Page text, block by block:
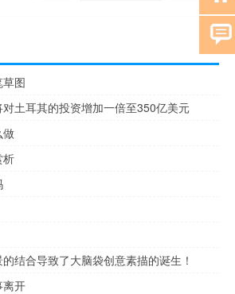
图
土耳其的投资增加一倍至350亿美元
做
析
结合导致了大脑袋创意素描的诞生！
离开